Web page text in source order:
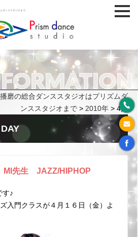
ダンススタジオまで。
磨の総合ダンススタジオはプリズムダ
ンススタジオまで > 2010年 > 4月
MI先生 JAZZ/HIPHOP
す♪
入門クラスが４月１６日（金）よ